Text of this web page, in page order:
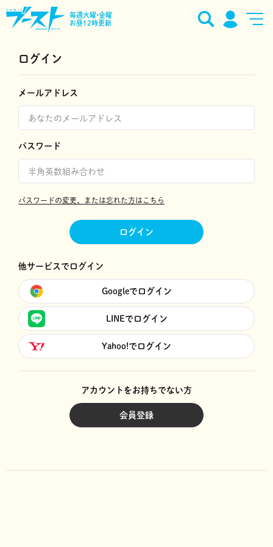
毎週火曜•金曜
お昼12時更新
ログイン
メールアドレス
パスワード
パスワードの変更、または忘れた方はこちら
ログイン
他サービスでログイン
Googleでログイン
LINEでログイン
Yahoo!でログイン
アカウントをお持ちでない方
会員登録